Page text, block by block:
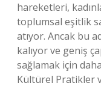
hareketleri,
toplumsal eşitlik
atıyor. Ancak bu
kalıyor ve geniş
sağlamak için
Kültürel Pratikler